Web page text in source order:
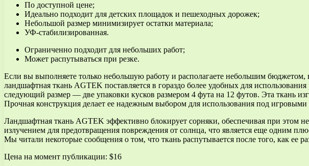
По доступной цене;
Идеально подходит для детских площадок и пешеходных дорожек;
Небольшой размер минимизирует остатки материала;
УФ-стабилизированная.
Ограниченно подходит для небольших работ;
Может распутываться при резке.
Если вы выполняете только небольшую работу и располагаете небольшим
ландшафтная ткань AGTEK поставляется в гораздо более удобных для
следующий размер — две упаковки кусков размером 4 фута на 12 футов. Эта ткань
Прочная конструкция делает ее надежным выбором для использования под
Ландшафтная ткань AGTEK эффективно блокирует сорняки, обеспечивая при этом
излучением для предотвращения повреждения от солнца, что является еще одним
Мы читали некоторые сообщения о том, что ткань распутывается после того, как ее
Цена на момент публикации: $16